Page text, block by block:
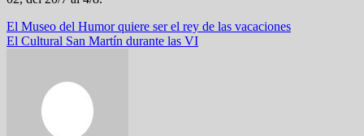
Navegación
de
El Museo del Humor quiere ser el rey de las vacaciones
El Cultural San Martín durante las VI